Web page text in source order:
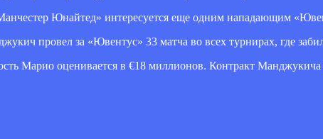
Юнайтед» интересуется еще одним нападающим
провел за «Ювентус» 33 матча во всех турнирах, где
Марио оценивается в €18 миллионов. Контракт Манджукича